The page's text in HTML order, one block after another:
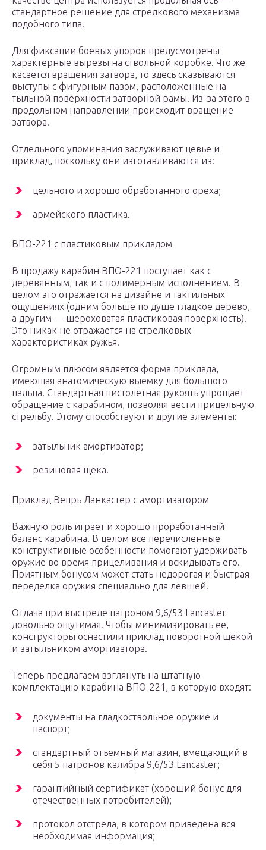
стандартное решение для стрелкового механизма
подобного типа.
Для фиксации боевых упоров предусмотрены
характерные вырезы на ствольной коробке. Что же
касается вращения затвора, то здесь сказываются
выступы с фигурным пазом, расположенные на
тыльной поверхности затворной рамы. Из-за этого в
продольном направлении происходит вращение
затвора.
Отдельного упоминания заслуживают цевье и
приклад, поскольку они изготавливаются из:
цельного и хорошо обработанного ореха;
армейского пластика.
ВПО-221 с пластиковым прикладом
В продажу карабин ВПО-221 поступает как с
деревянным, так и с полимерным исполнением. В
целом это отражается на дизайне и тактильных
ощущениях (одним больше по душе гладкое дерево,
а другим — шероховатая пластиковая поверхность).
Это никак не отражается на стрелковых
характеристиках ружья.
Огромным плюсом является форма приклада,
имеющая анатомическую выемку для большого
пальца. Стандартная пистолетная рукоять упрощает
обращение с карабином, позволяя вести прицельную
стрельбу. Этому способствуют и другие элементы:
затыльник амортизатор;
резиновая щека.
Приклад Вепрь Ланкастер с амортизатором
Важную роль играет и хорошо проработанный
баланс карабина. В целом все перечисленные
конструктивные особенности помогают удерживать
оружие во время прицеливания и вскидывать его.
Приятным бонусом может стать недорогая и быстрая
переделка оружия специально для левшей.
Отдача при выстреле патроном 9,6/53 Lancaster
довольно ощутимая. Чтобы минимизировать ее,
конструкторы оснастили приклад поворотной щекой
и затыльником амортизатора.
Теперь предлагаем взглянуть на штатную
комплектацию карабина ВПО-221, в которую входят:
документы на гладкоствольное оружие и
паспорт;
стандартный отъемный магазин, вмещающий в
себя 5 патронов калибра 9,6/53 Lancaster;
гарантийный сертификат (хороший бонус для
отечественных потребителей);
протокол отстрела, в котором приведена вся
необходимая информация;